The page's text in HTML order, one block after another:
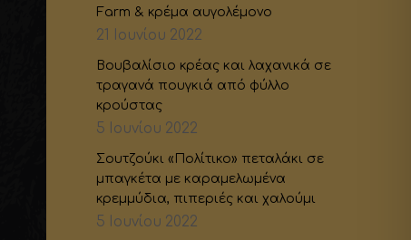
Farm & κρέμα αυγολέμονο
21 Ιουνίου 2022
Βουβαλίσιο κρέας και λαχανικά σε
τραγανά πουγκιά από φύλλο
κρούστας
5 Ιουνίου 2022
Σουτζούκι «Πολίτικο» πεταλάκι σε
μπαγκέτα με καραμελωμένα
κρεμμύδια, πιπεριές και χαλούμι
5 Ιουνίου 2022